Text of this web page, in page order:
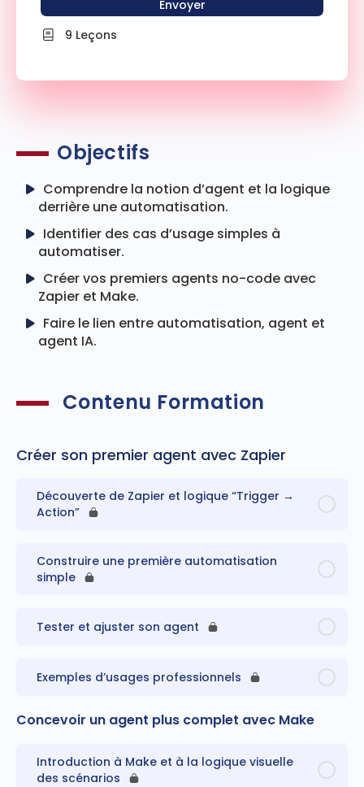
Objectifs
Comprendre la notion d’agent et la logique
derrière une automatisation.
Identifier des cas d’usage simples à
automatiser.
Créer vos premiers agents no-code avec
Zapier et Make.
Faire le lien entre automatisation, agent et
agent IA.
Contenu Formation
Créer son premier agent avec Zapier
Découverte de Zapier et logique “Trigger →
Action”
Construire une première automatisation
simple
Tester et ajuster son agent
Exemples d’usages professionnels
Concevoir un agent plus complet avec Make
Introduction à Make et à la logique visuelle
des scénarios
Envoyer
9 Leçons